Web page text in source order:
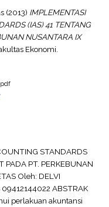
(2013) IMPLEMENTASI
(IAS) 41 TENTANG
NUSANTARA IX
Ekonomi.
STANDARDS
PADA PT. PERKEBUNAN
Oleh: DELVI
ABSTRAK
perlakuan akuntansi